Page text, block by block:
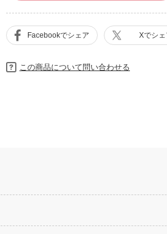
この商品について問い合わせる
Facebookでシェア Xでシェ